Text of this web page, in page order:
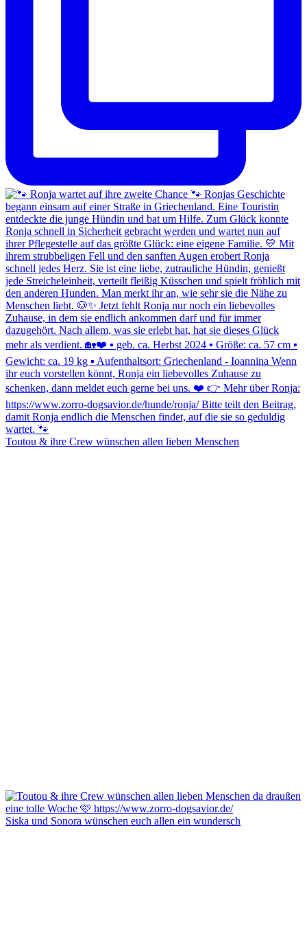
Toutou & ihre Crew wünschen allen lieben Menschen
Siska und Sonora wünschen euch allen ein wundersch